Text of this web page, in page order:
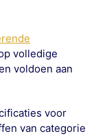
volledige
voldoen aan
voor
van categorie